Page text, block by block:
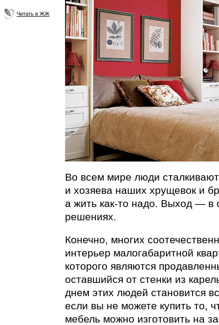
Читать в ЖЖ
Во всем мире люди
и хозяева наших хрущевок и
а жить как-то надо. Выход — в
решениях.
Конечно, многих
интерьер малогабаритной
которого являются
оставшийся от стенки из
днем этих людей становится
если вы не можете купить то,
мебель можно изготовить на